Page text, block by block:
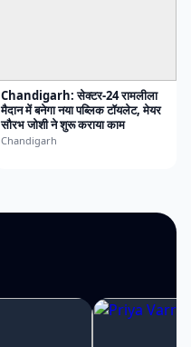
Chandigarh: सेक्टर-24 रामलीला
मैदान में बनेगा नया पब्लिक टॉयलेट, मेयर
सौरभ जोशी ने शुरू कराया काम
Chandigarh